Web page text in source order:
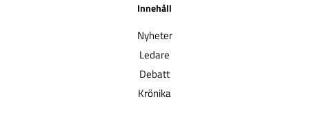
Innehåll
Nyheter
Ledare
Debatt
Krönika